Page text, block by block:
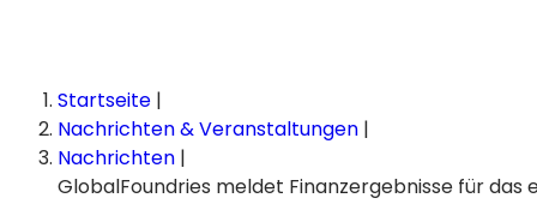
Startseite |
Nachrichten & Veranstaltungen |
Nachrichten |